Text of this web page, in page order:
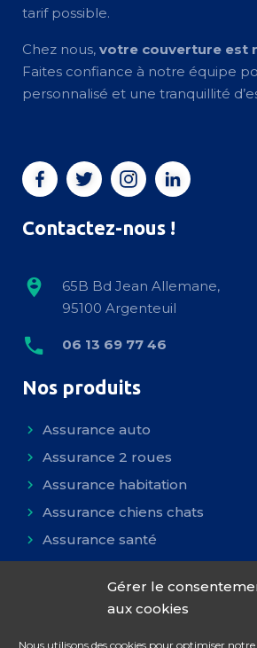
Gérer le
aux cookies
Nous utilisons des cookies pour optimiser
tarif possible.
Chez nous, votre couverture est
Faites confiance à notre équipe
personnalisé et une tranquillité
Contactez-nous !
65B Bd Jean Allemane,
95100 Argenteuil
06 13 69 77 46
Nos produits
Assurance auto
Assurance 2 roues
Assurance habitation
Assurance chiens chats
Assurance santé
Assurance GAV